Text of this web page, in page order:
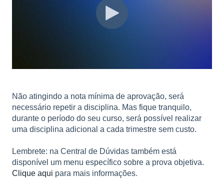
Não atingindo a nota mínima de aprovação, será
necessário repetir a disciplina. Mas fique tranquilo,
durante o período do seu curso, será possível realizar
uma disciplina adicional a cada trimestre sem custo.
Lembrete: na Central de Dúvidas também está
disponível um menu específico sobre a prova objetiva.
Clique aqui para mais informações.